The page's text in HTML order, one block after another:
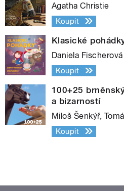
Agatha Christie
Koupit
Klasické
Daniela Fischerová
Koupit
100+25
a bizarností
Miloš Šenkýř,
Koupit